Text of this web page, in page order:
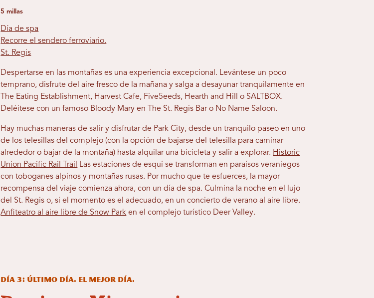
5 millas
Día de spa
Recorre el sendero ferroviario.
St. Regis
Despertarse en las montañas es una experiencia excepcional. Levántese un poco
temprano, disfrute del aire fresco de la mañana y salga a desayunar tranquilamente en
The Eating Establishment, Harvest Cafe, Five5eeds, Hearth and Hill o SALTBOX.
Deléitese con un famoso Bloody Mary en The St. Regis Bar o No Name Saloon.
Hay muchas maneras de salir y disfrutar de Park City, desde un tranquilo paseo en uno
de los telesillas del complejo (con la opción de bajarse del telesilla para caminar
alrededor o bajar de la montaña) hasta alquilar una bicicleta y salir a explorar. Historic
Union Pacific Rail Trail Las estaciones de esquí se transforman en paraísos veraniegos
con toboganes alpinos y montañas rusas. Por mucho que te esfuerces, la mayor
recompensa del viaje comienza ahora, con un día de spa. Culmina la noche en el lujo
del St. Regis o, si el momento es el adecuado, en un concierto de verano al aire libre.
Anfiteatro al aire libre de Snow Park en el complejo turístico Deer Valley.
Día 3: Último día. El mejor día.